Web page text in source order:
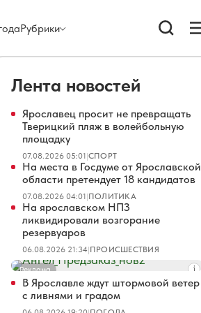
Рубрики
Лента новостей
Ярославец просит не превращать
Тверицкий пляж в волейбольную
площадку
07.08.2026 05:01|СПОРТ
На места в Госдуме от Ярославской
области претендует 18 кандидатов
07.08.2026 04:01|ПОЛИТИКА
На ярославском НПЗ
ликвидировали возгорание
резервуаров
06.08.2026 21:34|ПРОИСШЕСТВИЯ
Реклама
В Ярославле ждут штормовой ветер
с ливнями и градом